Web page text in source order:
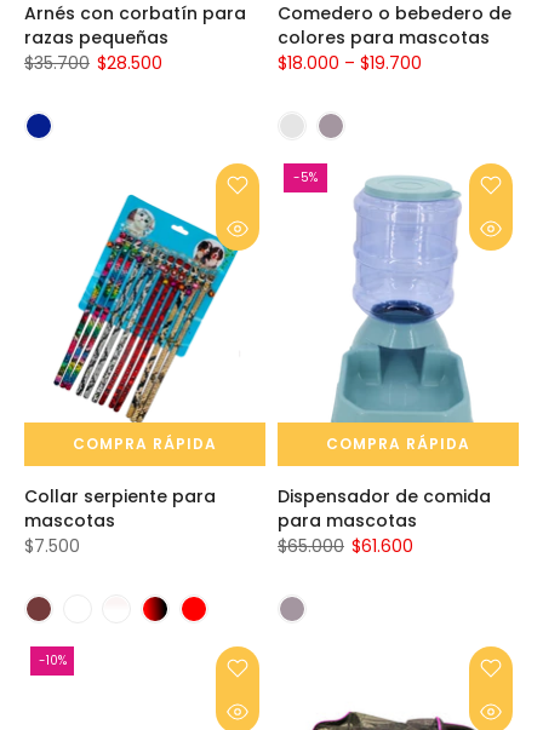
Arnés con corbatín para
razas pequeñas
$35.700 $28.500
Comedero o bebedero de
colores para mascotas
$18.000 – $19.700
COMPRA RÁPIDA
Collar serpiente para
mascotas
$7.500
-5%
COMPRA RÁPIDA
Dispensador de comida
para mascotas
$65.000 $61.600
-10%